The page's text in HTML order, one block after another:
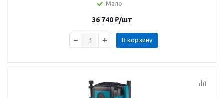
Мало
36 740₽/шт
В корзину